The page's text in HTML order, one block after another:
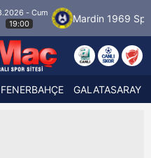
Mardin 1969 Spor
FENERBAHÇE GALATASARAY